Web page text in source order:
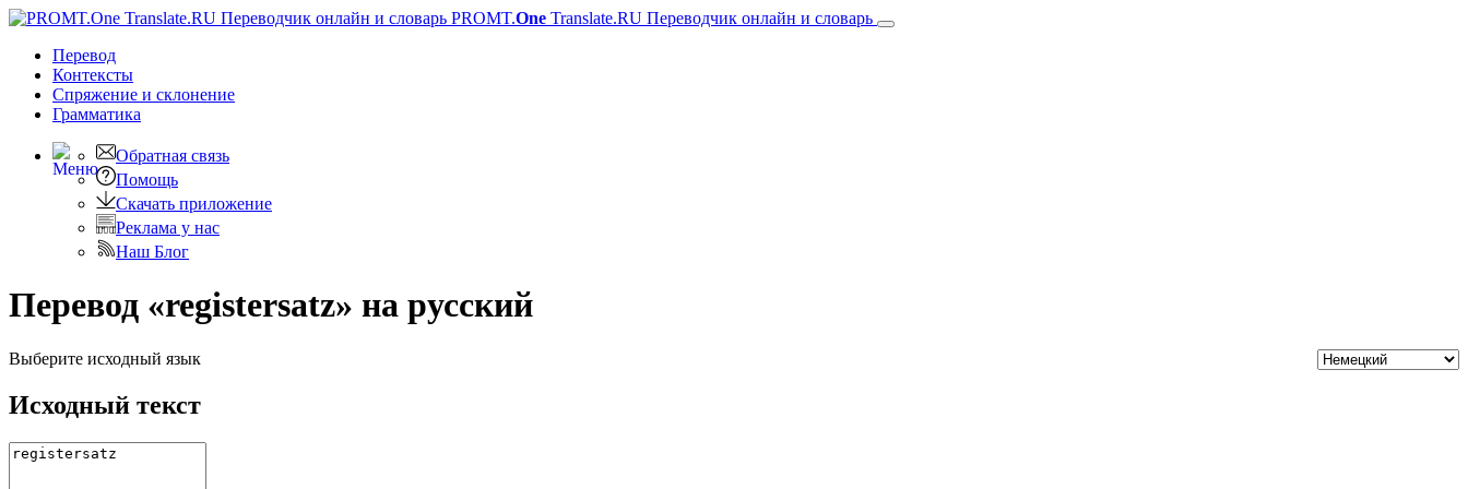
PROMT.One Translate.RU Переводчик онлайн и словарь
Перевод
Контексты
Спряжение и склонение
Грамматика
Обратная связь
Помощь
Скачать приложение
Реклама у нас
Наш Блог
Перевод «registersatz» на русский
Выберите исходный язык
Исходный текст